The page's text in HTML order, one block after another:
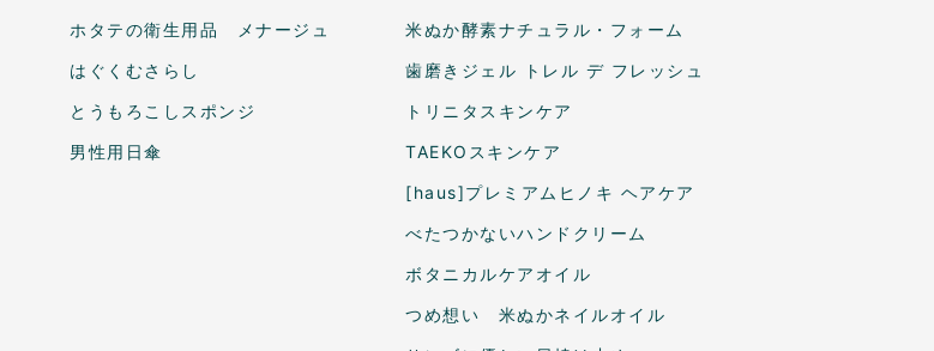
ホタテの衛生用品 メナージュ
はぐくむさらし
とうもろこしスポンジ
男性用日傘
米ぬか酵素ナチュラル・フォーム
歯磨きジェル トレル デ フレッシュ
トリニタスキンケア
TAEKOスキンケア
[haus]プレミアムヒノキ ヘアケア
べたつかないハンドクリーム
ボタニカルケアオイル
つめ想い 米ぬかネイルオイル